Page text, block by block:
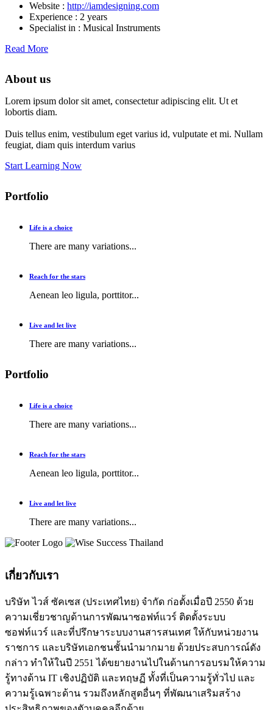
Website : http://iamdesigning.com
Experience : 2 years
Specialist in : Musical Instruments
Read More
About us
Lorem ipsum dolor sit amet, consectetur adipiscing elit. Ut et
lobortis diam.
Duis tellus enim, vestibulum eget varius id, vulputate et mi. Nullam
feugiat, diam quis interdum varius
Start Learning Now
Portfolio
Life is a choice
There are many variations...
Reach for the stars
Aenean leo ligula, porttitor...
Live and let live
There are many variations...
Portfolio
Life is a choice
There are many variations...
Reach for the stars
Aenean leo ligula, porttitor...
Live and let live
There are many variations...
เกี่ยวกับเรา
บริษัท ไวส์ ซัคเซส (ประเทศไทย) จำกัด ก่อตั้งเมื่อปี 2550 ด้วย
ความเชี่ยวชาญด้านการพัฒนาซอฟท์แวร์ ติดตั้งระบบ
ซอฟท์แวร์ และที่ปรึกษาระบบงานสารสนเทศ ให้กับหน่วยงาน
ราชการ และบริษัทเอกชนชั้นนำมากมาย ด้วยประสบการณ์ดัง
กล่าว ทำให้ในปี 2551 ได้ขยายงานไปในด้านการอบรมให้ความ
รู้ทางด้าน IT เชิงปฏิบัติ และทฤษฏี ทั้งที่เป็นความรู้ทั่วไป และ
ความรู้เฉพาะด้าน รวมถึงหลักสูตอื่นๆ ที่พัฒนาเสริมสร้าง